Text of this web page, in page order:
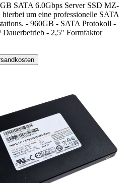
SATA 6.0Gbps Server SSD MZ-
um eine professionelle SATA
- 960GB - SATA Protokoll -
/ Dauerbetrieb - 2,5" Formfaktor